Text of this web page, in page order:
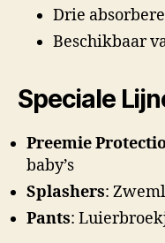
Drie
Beschikbaar
Speciale
Preemie
baby’s
Splashers:
Pants: